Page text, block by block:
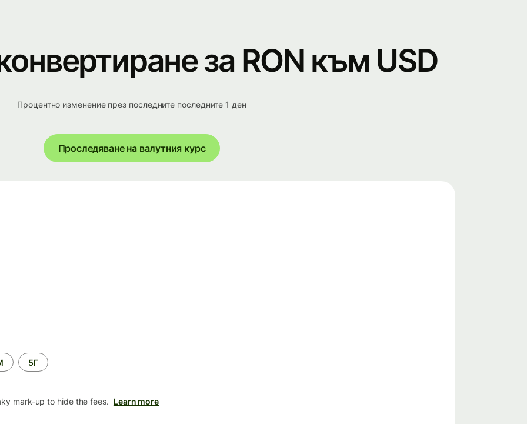
за RON към USD
Процентно изменение през последните последните 1 ден
Проследяване на валутния курс
5Г
mark-up to hide the fees. Learn more